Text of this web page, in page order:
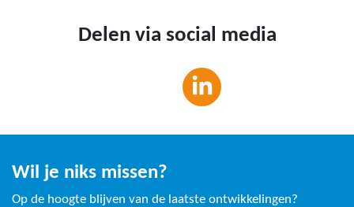
Delen via social media
Wil je niks missen?
Op de hoogte blijven van de laatste ontwikkelingen?